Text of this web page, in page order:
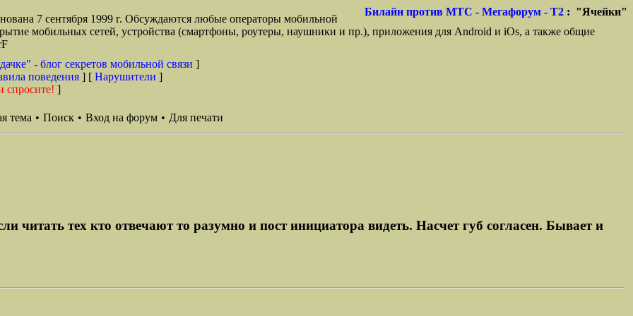
Билайн против МТС - Мегафорум - T2 : "Ячейки"
7 сентября 1999 г. Обсуждаются любые операторы мобильной
мобильных сетей, устройства (смартфоны, роутеры, наушники и пр.), приложения для Android и iOs, а также общие
- блог секретов мобильной связи ]
поведения ] [ Нарушители ]
спросите! ]
тема • Поиск • Вход на форум • Для печати
читать тех кто отвечают то разумно и пост инициатора видеть. Насчет губ согласен. Бывает и